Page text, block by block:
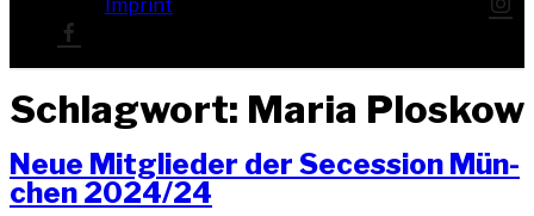
Imprint
Schlagwort: Maria Ploskow
Neue Mit­glie­der der Seces­si­on Mün­
chen 2024/24